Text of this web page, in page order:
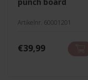
Artikelnr. 60001201
€39,99